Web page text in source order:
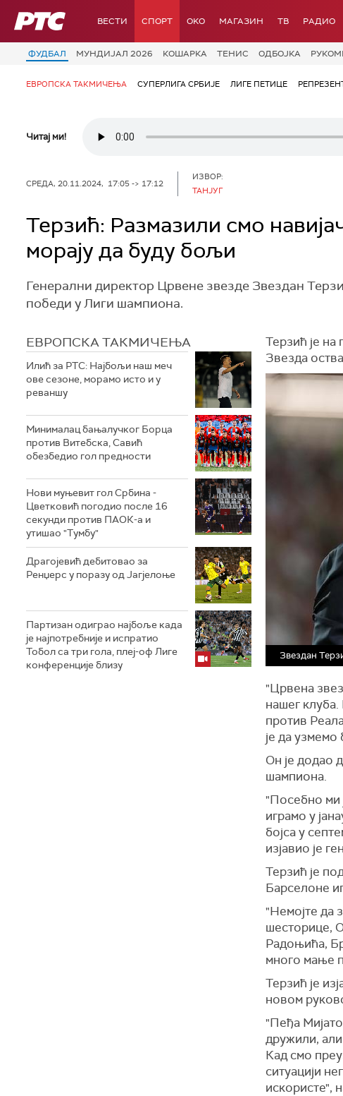
РТС ВЕСТИ СПОРТ OKO МАГАЗИН ТВ РАДИО
ФУДБАЛ МУНДИЈАЛ 2026 КОШАРКА ТЕНИС ОДБОЈКА
ЕВРОПСКА ТАКМИЧЕЊА СУПЕРЛИГА СРБИЈЕ ЛИГЕ ПЕТИЦЕ
Читај ми!
СРЕДА, 20.11.2024, 17:05 -> 17:12
ИЗВОР:
ТАНЈУГ
Терзић: Размазили смо
морају да буду бољи
Генерални директор Црвене звезде Звездан
победи у Лиги шампиона.
ЕВРОПСКА ТАКМИЧЕЊА
Илић за РТС: Најбољи наш меч
ове сезоне, морамо исто и у
реваншу
Минималац бањалучког Борца
против Витебска, Савић
обезбедио гол предности
Нови муњевит гол Србина -
Цветковић погодио после 16
секунди против ПАОК-а и
утишао "Тумбу"
Драгојевић дебитовао за
Ренџерс у поразу од Јагјелоње
Партизан одиграо најбоље када
је најпотребније и испратио
Тобол са три гола, плеј-оф Лиге
конференције близу
Терзић је
Звезда
Звездан
"Црвена
нашег
против
је да
Он је додао
шампиона.
"Посебно ми
играмо у
бојса у
изјавио је
Терзић је
Барселоне
"Немојте да
шесторице,
Радоњића,
много мање
Терзић је
новом
"Пеђа
дружили, али
Кад смо
ситуацији
искористе",